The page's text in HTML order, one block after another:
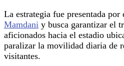
La estrategia fue presentada por
Mamdani y busca garantizar el
aficionados hacia el estadio
paralizar la movilidad diaria de
visitantes.